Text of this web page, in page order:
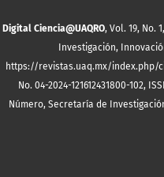
Digital Ciencia@UAQRO, Vol. 19, No.
Investigación,
https://revistas.uaq.mx/index.php/
No. 04-2024-121612431800-
Número, Secretaría de